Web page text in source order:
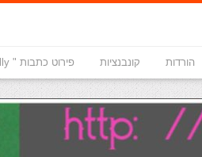
הורדות קונבנציות פירוט כתבות " Ask Sally "